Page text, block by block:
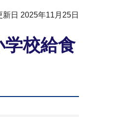
新日 2025年11月25日
学校給食